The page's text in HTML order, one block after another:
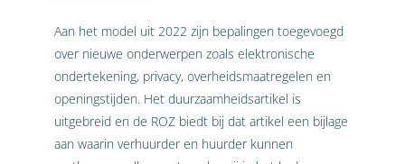
Aan het model uit 2022 zijn bepalingen toegevoegd
over nieuwe onderwerpen zoals elektronische
ondertekening, privacy, overheidsmaatregelen en
openingstijden. Het duurzaamheidsartikel is
uitgebreid en de ROZ biedt bij dat artikel een bijlage
aan waarin verhuurder en huurder kunnen